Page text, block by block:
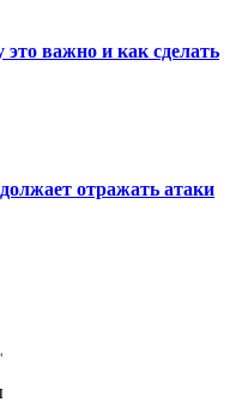
важно и как сделать
отражать атаки